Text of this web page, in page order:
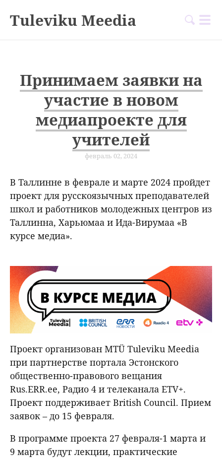
Tuleviku Meedia
Принимаем заявки на
участие в новом
медиапроекте для
учителей
февраль 02, 2024
В Таллинне в феврале и марте 2024 пройдет
проект для русскоязычных преподавателей
школ и работников молодежных центров из
Таллинна, Харьюмаа и Ида-Вирумаа «В
курсе медиа».
Проект организован MTÜ Tuleviku Meedia
при партнерстве портала Эстонского
общественно-правового вещания
Rus.ERR.ee, Радио 4 и телеканала ETV+.
Проект поддерживает British Council. Прием
заявок – до 15 февраля.
В программе проекта 27 февраля-1 марта и
9 марта будут лекции, практические